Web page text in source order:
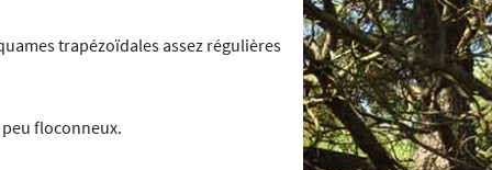
trapézoïdales assez régulières
floconneux.